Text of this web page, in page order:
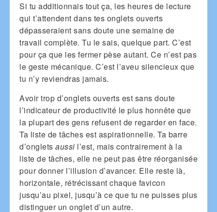
Si tu additionnais tout ça, les heures de lecture
qui t’attendent dans tes onglets ouverts
dépasseraient sans doute une semaine de
travail complète. Tu le sais, quelque part. C’est
pour ça que les fermer pèse autant. Ce n’est pas
le geste mécanique. C’est l’aveu silencieux que
tu n’y reviendras jamais.
Avoir trop d’onglets ouverts est sans doute
l’indicateur de productivité le plus honnête que
la plupart des gens refusent de regarder en face.
Ta liste de tâches est aspirationnelle. Ta barre
d’onglets aussi l’est, mais contrairement à la
liste de tâches, elle ne peut pas être réorganisée
pour donner l’illusion d’avancer. Elle reste là,
horizontale, rétrécissant chaque favicon
jusqu’au pixel, jusqu’à ce que tu ne puisses plus
distinguer un onglet d’un autre.